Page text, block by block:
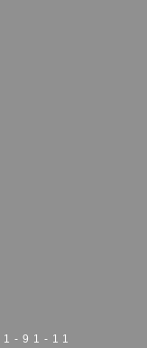
91-11